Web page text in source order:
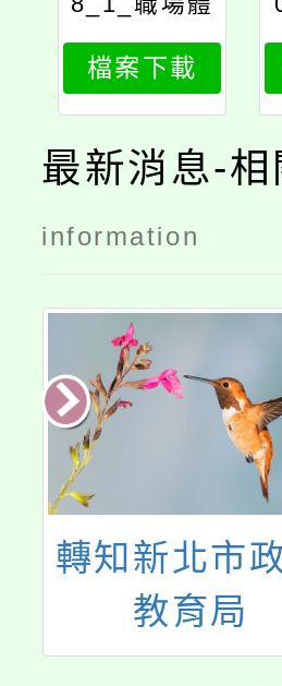
驗暨入學說
明會活動時
程表
檔案下載
最新消息-相
information
轉知新北市
教育局
「